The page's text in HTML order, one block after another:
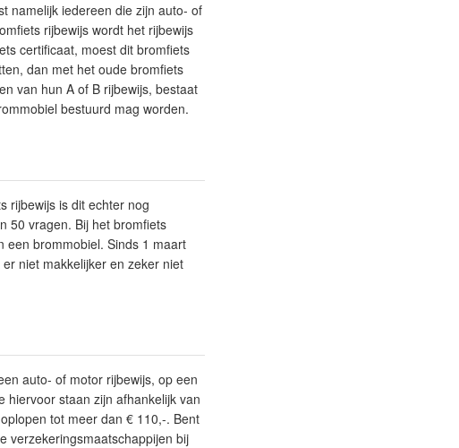
namelijk iedereen die zijn auto- of
rijbewijs wordt het rijbewijs
certificaat, moest dit bromfiets
dan met het oude bromfiets
van hun A of B rijbewijs, bestaat
bestuurd mag worden.
rijbewijs is dit echter nog
50 vragen. Bij het bromfiets
een brommobiel. Sinds 1 maart
niet makkelijker en zeker niet
auto- of motor rijbewijs, op een
hiervoor staan zijn afhankelijk van
tot meer dan € 110,-. Bent
verzekeringsmaatschappijen bij